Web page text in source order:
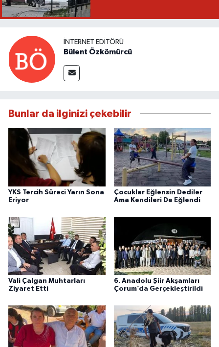
İNTERNET EDITÖRÜ
Bülent Özkömürcü
Bunlar da ilginizi çekebilir
YKS Tercih Süreci Yarın Sona
Eriyor
Çocuklar Eğlensin Dediler
Ama Kendileri De Eğlendi
Vali Çalgan Muhtarları
Ziyaret Etti
6. Anadolu Şiir Akşamları
Çorum’da Gerçekleştirildi